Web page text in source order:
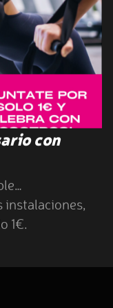
TRES
CANTOS, 28760
INFO
con
instalaciones,
1€.